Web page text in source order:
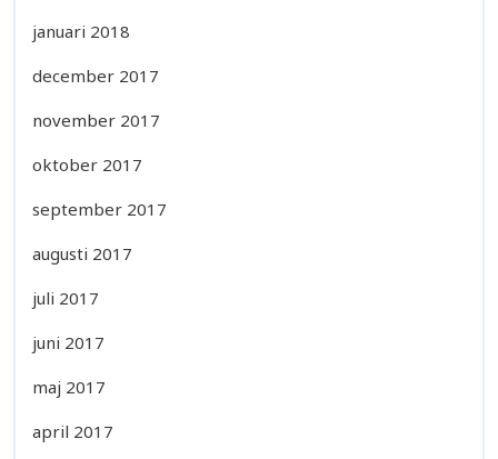
januari 2018
december 2017
november 2017
oktober 2017
september 2017
augusti 2017
juli 2017
juni 2017
maj 2017
april 2017